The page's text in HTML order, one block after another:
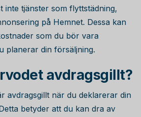
inte tjänster som flyttstädning,
på Hemnet. Dessa kan
som du bör vara
planerar din försäljning.
avdragsgillt?
avdragsgillt när du deklarerar din
betyder att du kan dra av